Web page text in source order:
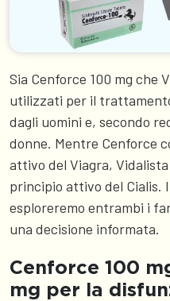
Sia Cenforce 100 mg che
utilizzati per il
dagli uomini e, secondo
donne. Mentre Cenforce
attivo del Viagra,
principio attivo del Cialis.
esploreremo entrambi i
una decisione informata.
Cenforce 100
mg per la